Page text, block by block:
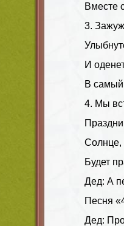
Вместе
3.
И
В самый
4. Мы
Солнце,
Будет
Дед: А
Песня
Дед: